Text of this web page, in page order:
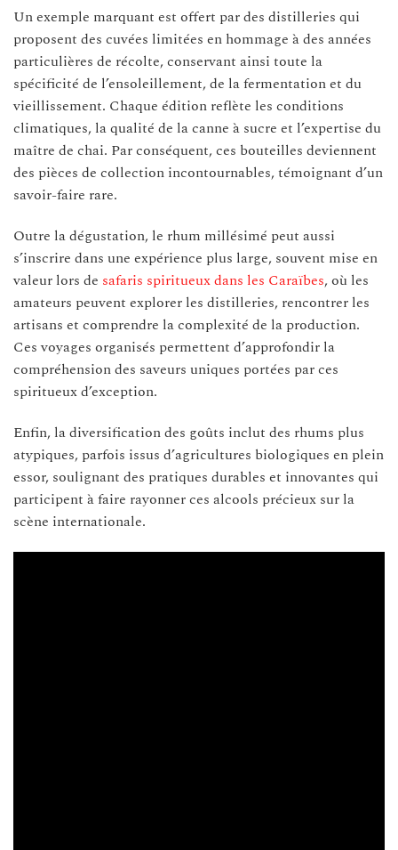
Un exemple marquant est offert par des distilleries qui
proposent des cuvées limitées en hommage à des années
particulières de récolte, conservant ainsi toute la
spécificité de l’ensoleillement, de la fermentation et du
vieillissement. Chaque édition reflète les conditions
climatiques, la qualité de la canne à sucre et l’expertise du
maître de chai. Par conséquent, ces bouteilles deviennent
des pièces de collection incontournables, témoignant d’un
savoir-faire rare.
Outre la dégustation, le rhum millésimé peut aussi
s’inscrire dans une expérience plus large, souvent mise en
valeur lors de safaris spiritueux dans les Caraïbes, où les
amateurs peuvent explorer les distilleries, rencontrer les
artisans et comprendre la complexité de la production.
Ces voyages organisés permettent d’approfondir la
compréhension des saveurs uniques portées par ces
spiritueux d’exception.
Enfin, la diversification des goûts inclut des rhums plus
atypiques, parfois issus d’agricultures biologiques en plein
essor, soulignant des pratiques durables et innovantes qui
participent à faire rayonner ces alcools précieux sur la
scène internationale.